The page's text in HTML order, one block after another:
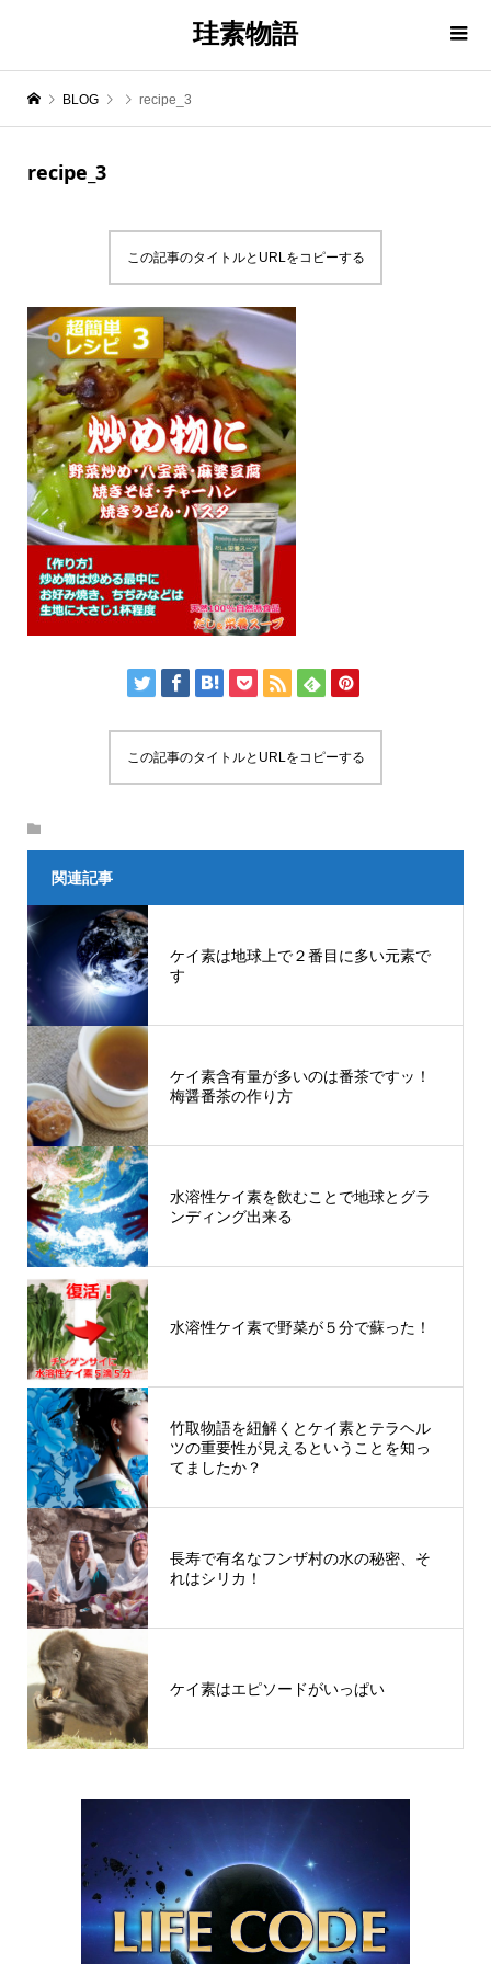
珪素物語
BLOG recipe_3
recipe_3
この記事のタイトルとURLをコピーする
この記事のタイトルとURLをコピーする
関連記事
ケイ素は地球上で２番目に多い元素で
す
ケイ素含有量が多いのは番茶ですッ！
梅醤番茶の作り方
水溶性ケイ素を飲むことで地球とグラ
ンディング出来る
水溶性ケイ素で野菜が５分で蘇った！
竹取物語を紐解くとケイ素とテラヘル
ツの重要性が見えるということを知っ
てましたか？
長寿で有名なフンザ村の水の秘密、そ
れはシリカ！
ケイ素はエピソードがいっぱい